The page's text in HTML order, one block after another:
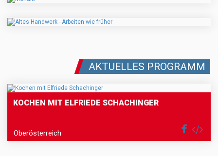
AKTUELLES PROGRAMM
KOCHEN MIT ELFRIEDE SCHACHINGER
Oberösterreich